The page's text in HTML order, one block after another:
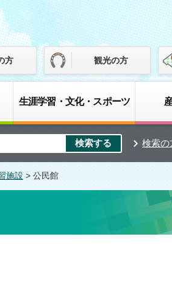
方 観光の方
生涯学習・文化・スポーツ
検索の
施設 > 公民館